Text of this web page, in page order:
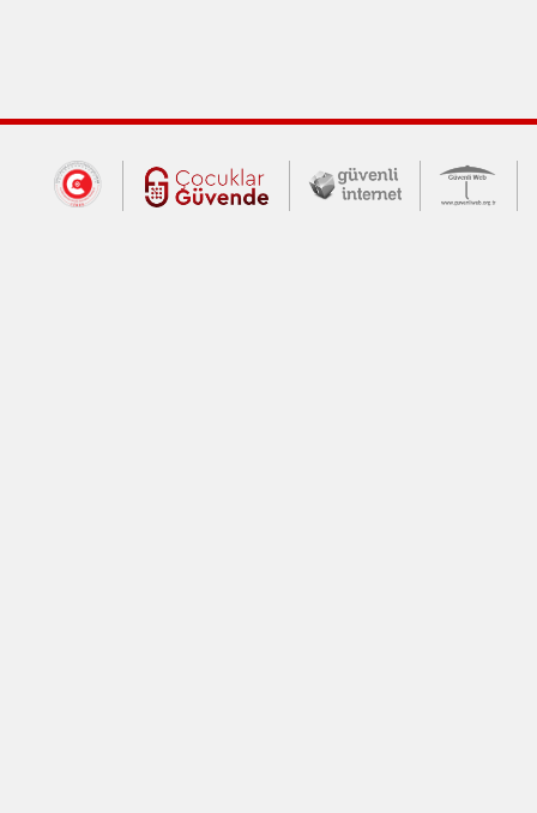
Dış Bağlantılar
Cumhurbaşkanlığı İletişim Merkezi
Çocuklar Güvende (yeni
Güvenli